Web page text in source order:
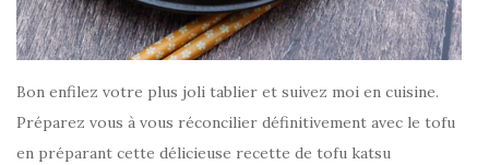
Bon enfilez votre plus joli tablier et suivez moi en cuisine.
Préparez vous à vous réconcilier définitivement avec le tofu
en préparant cette délicieuse recette de tofu katsu